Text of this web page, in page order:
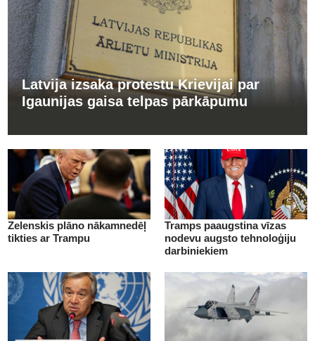
Latvija izsaka protestu Krievijai par
Igaunijas gaisa telpas pārkāpumu
Zelenskis plāno nākamnedēļ
tikties ar Trampu
Tramps paaugstina vīzas
nodevu augsto tehnoloģiju
darbiniekiem